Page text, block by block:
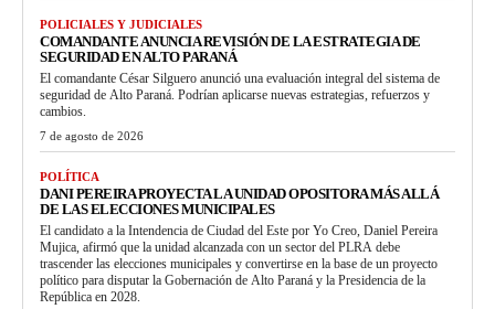
POLICIALES Y JUDICIALES
COMANDANTE ANUNCIA REVISIÓN DE LA ESTRATEGIA DE
SEGURIDAD EN ALTO PARANÁ
El comandante César Silguero anunció una evaluación integral del sistema de
seguridad de Alto Paraná. Podrían aplicarse nuevas estrategias, refuerzos y
cambios.
7 de agosto de 2026
POLÍTICA
DANI PEREIRA PROYECTA LA UNIDAD OPOSITORA MÁS ALLÁ
DE LAS ELECCIONES MUNICIPALES
El candidato a la Intendencia de Ciudad del Este por Yo Creo, Daniel Pereira
Mujica, afirmó que la unidad alcanzada con un sector del PLRA debe
trascender las elecciones municipales y convertirse en la base de un proyecto
político para disputar la Gobernación de Alto Paraná y la Presidencia de la
República en 2028.